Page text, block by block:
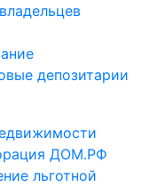
депозитарии
ДОМ.РФ
льготной